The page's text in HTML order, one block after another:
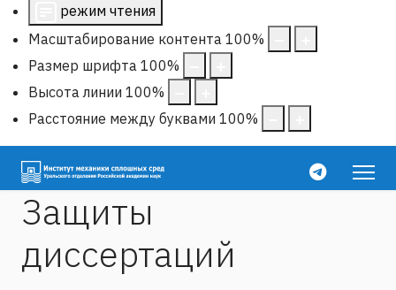
режим чтения
Масштабирование контента 100%
Размер шрифта 100%
Высота линии 100%
Расстояние между буквами 100%
Защиты
диссертаций